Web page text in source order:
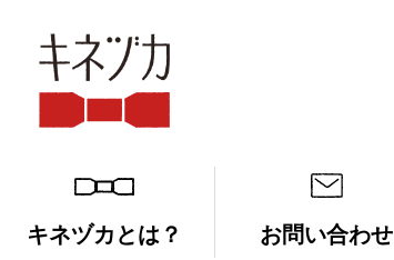
キネヅカとは？ お問い合わせ